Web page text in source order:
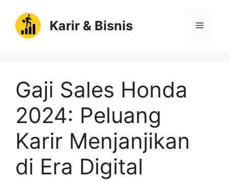
Karir & Bisnis Menu
Gaji Sales Honda
2024: Peluang
Karir Menjanjikan
di Era Digital